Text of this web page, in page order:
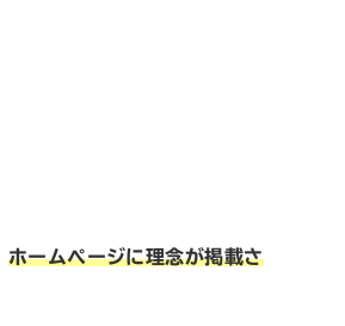
ホームページに理念が掲載さ